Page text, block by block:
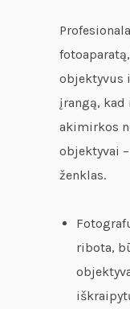
objektyvus
įrangą,
akimirkos
objektyvai
ženklas.
ribota,